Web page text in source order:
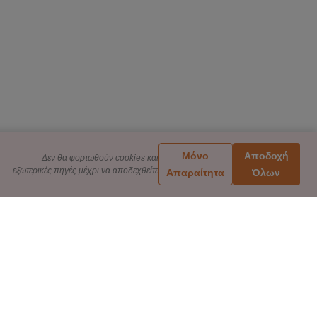
Δεν θα φορτωθούν cookies και
εξωτερικές πηγές μέχρι να αποδεχθείτε
Μόνο
Απαραίτητα
Αποδοχή
Όλων